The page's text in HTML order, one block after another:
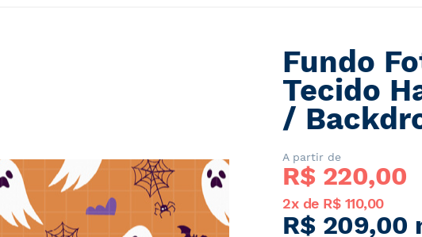
Fundo
Tecido
/
A partir de
R$ 220,00
2x de R$ 110,00
R$ 209,00